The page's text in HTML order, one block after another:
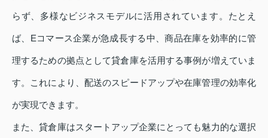
らず、多様なビジネスモデルに活用されています。たとえ
ば、Eコマース企業が急成長する中、商品在庫を効率的に管
理するための拠点として貸倉庫を活用する事例が増えていま
す。これにより、配送のスピードアップや在庫管理の効率化
が実現できます。
また、貸倉庫はスタートアップ企業にとっても魅力的な選択